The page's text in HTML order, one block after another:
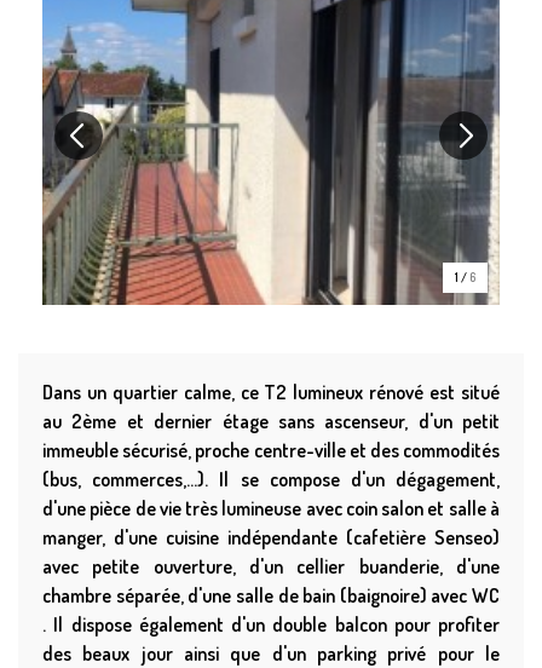
1 / 6
Dans un quartier calme, ce T2 lumineux rénové est situé
au 2ème et dernier étage sans ascenseur, d'un petit
immeuble sécurisé, proche centre-ville et des commodités
(bus, commerces,...). Il se compose d'un dégagement,
d'une pièce de vie très lumineuse avec coin salon et salle à
manger, d'une cuisine indépendante (cafetière Senseo)
avec petite ouverture, d'un cellier buanderie, d'une
chambre séparée, d'une salle de bain (baignoire) avec WC
. Il dispose également d'un double balcon pour profiter
des beaux jour ainsi que d'un parking privé pour le